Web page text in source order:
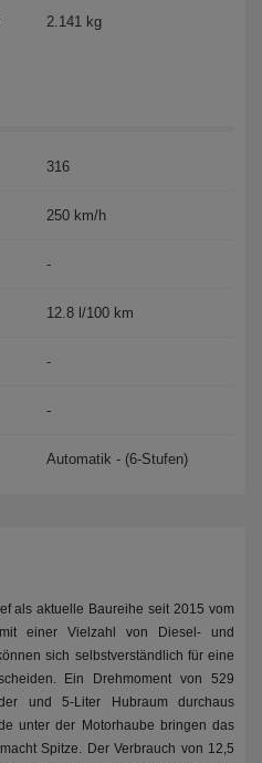
2.141 kg
316
250 km/h
-
12.8 l/100 km
-
-
Automatik - (6-Stufen)
als aktuelle Baureihe seit 2015 vom
einer Vielzahl von Diesel- und
sich selbstverständlich für eine
Ein Drehmoment von 529
und 5-Liter Hubraum durchaus
unter der Motorhaube bringen das
Spitze. Der Verbrauch von 12,5